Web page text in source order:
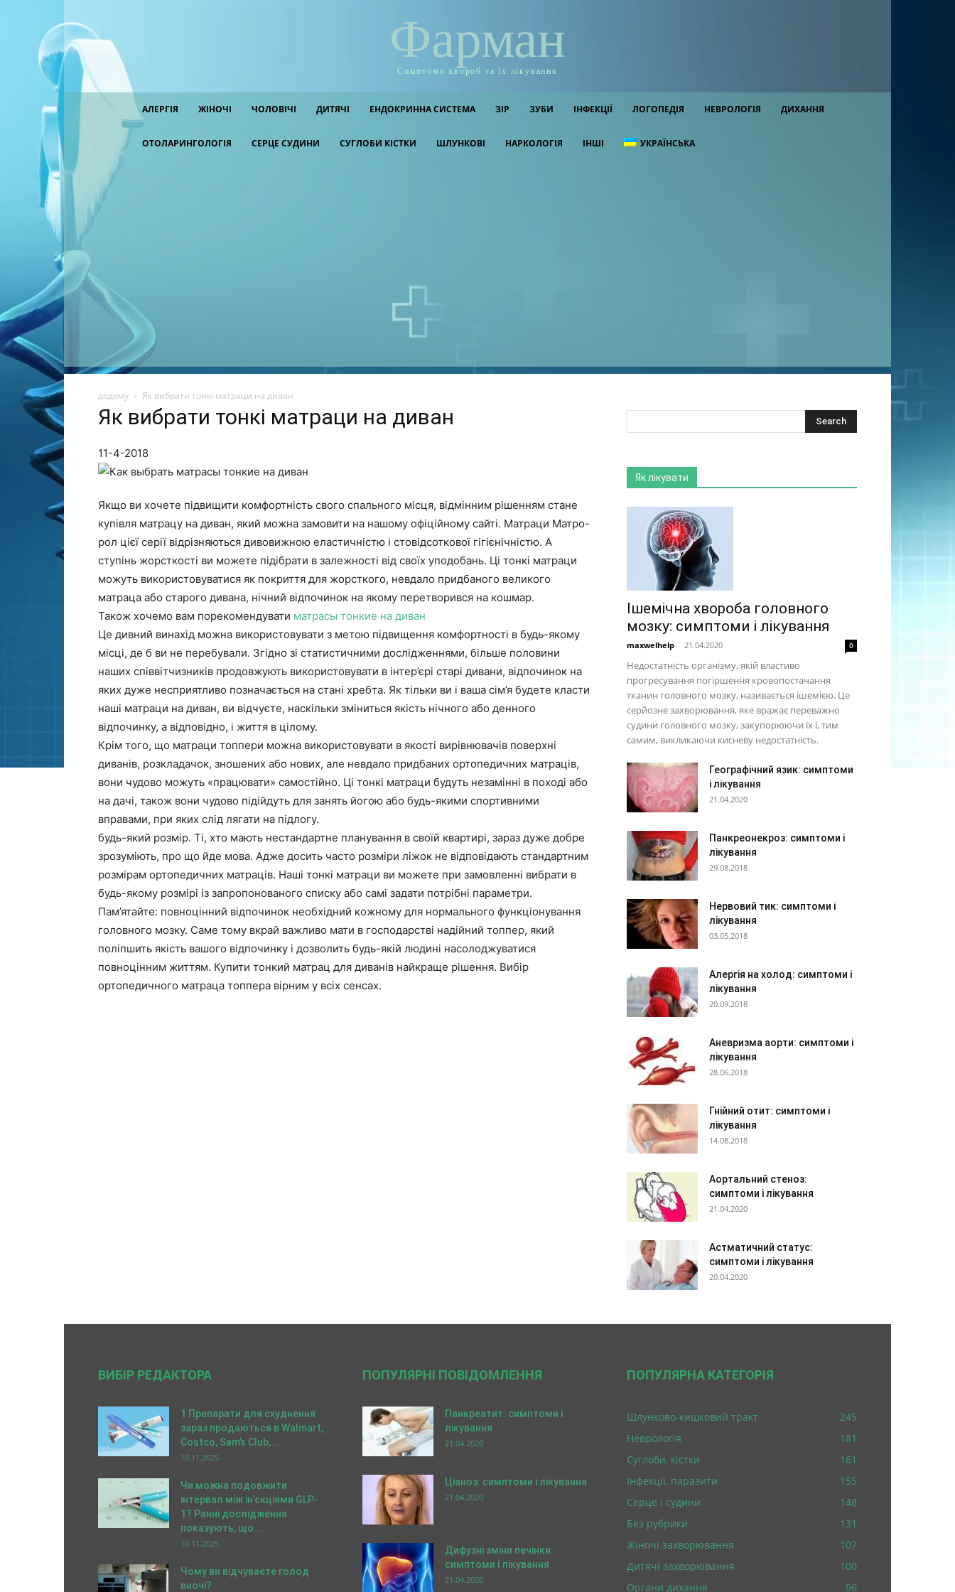
Фарман
Симптоми хвороб та їх лікування
АЛЕРГІЯ ЖІНОЧІ ЧОЛОВІЧІ ДИТЯЧІ ЕНДОКРИННА СИСТЕМА ЗІР ЗУБИ ІНФЕКЦІЇ ЛОГОПЕДІЯ НЕВРОЛОГІЯ ДИХАННЯ
ОТОЛАРИНГОЛОГІЯ СЕРЦЕ СУДИНИ СУГЛОБИ КІСТКИ ШЛУНКОВІ НАРКОЛОГІЯ ІНШІ УКРАЇНСЬКА
додому Як вибрати тонкі матраци на диван
Як вибрати тонкі матраци на диван
11-4-2018
Якщо ви хочете підвищити комфортність свого спального місця, відмінним рішенням стане
купівля матрацу на диван, який можна замовити на нашому офіційному сайті. Матраци Матро-
рол цієї серії відрізняються дивовижною еластичністю і стовідсоткової гігієнічністю. А
ступінь жорсткості ви можете підібрати в залежності від своїх уподобань. Ці тонкі матраци
можуть використовуватися як покриття для жорсткого, невдало придбаного великого
матраца або старого дивана, нічний відпочинок на якому перетворився на кошмар.
Також хочемо вам порекомендувати матрасы тонкие на диван
Це дивний винахід можна використовувати з метою підвищення комфортності в будь-якому
місці, де б ви не перебували. Згідно зі статистичними дослідженнями, більше половини
наших співвітчизників продовжують використовувати в інтер’єрі старі дивани, відпочинок на
яких дуже несприятливо позначається на стані хребта. Як тільки ви і ваша сім’я будете класти
наші матраци на диван, ви відчуєте, наскільки зміниться якість нічного або денного
відпочинку, а відповідно, і життя в цілому.
Крім того, що матраци топпери можна використовувати в якості вирівнювачів поверхні
диванів, розкладачок, зношених або нових, але невдало придбаних ортопедичних матраців,
вони чудово можуть «працювати» самостійно. Ці тонкі матраци будуть незамінні в поході або
на дачі, також вони чудово підійдуть для занять йогою або будь-якими спортивними
вправами, при яких слід лягати на підлогу.
будь-який розмір. Ті, хто мають нестандартне планування в своїй квартирі, зараз дуже добре
зрозуміють, про що йде мова. Адже досить часто розміри ліжок не відповідають стандартним
розмірам ортопедичних матраців. Наші тонкі матраци ви можете при замовленні вибрати в
будь-якому розмірі із запропонованого списку або самі задати потрібні параметри.
Пам’ятайте: повноцінний відпочинок необхідний кожному для нормального функціонування
головного мозку. Саме тому вкрай важливо мати в господарстві надійний топпер, який
поліпшить якість вашого відпочинку і дозволить будь-якій людині насолоджуватися
повноцінним життям. Купити тонкий матрац для диванів найкраще рішення. Вибір
ортопедичного матраца топпера вірним у всіх сенсах.
Як лікувати
Ішемічна хвороба головного
мозку: симптоми і лікування
maxwelhelp - 21.04.2020 0
Недостатність організму, якій властиво
прогресування погіршення кровопостачання
тканин головного мозку, називається ішемією. Це
серйозне захворювання, яке вражає переважно
судини головного мозку, закупорюючи їх і, тим
самим, викликаючи кисневу недостатність.
Географічний язик: симптоми
і лікування
21.04.2020
Панкреонекроз: симптоми і
лікування
29.08.2018
Нервовий тик: симптоми і
лікування
03.05.2018
Алергія на холод: симптоми і
лікування
20.09.2018
Аневризма аорти: симптоми і
лікування
28.06.2018
Гнійний отит: симптоми і
лікування
14.08.2018
Аортальний стеноз:
симптоми і лікування
21.04.2020
Астматичний статус:
симптоми і лікування
20.04.2020
ВИБІР РЕДАКТОРА
1 Препарати для схуднення
зараз продаються в Walmart,
Costco, Sam’s Club,...
10.11.2025
Чи можна подовжити
інтервал між ін’єкціями GLP-
1? Ранні дослідження
показують, що...
10.11.2025
Чому ви відчуваєте голод
вночі?
ПОПУЛЯРНІ ПОВІДОМЛЕННЯ
Панкреатит: симптоми і
лікування
21.04.2020
Ціаноз: симптоми і лікування
21.04.2020
Дифузні зміни печінки:
симптоми і лікування
21.04.2020
ПОПУЛЯРНА КАТЕГОРІЯ
Шлунково-кишковий тракт
245
Неврологія
181
Суглоби, кістки
161
Інфекції, паразити
155
Серце і судини
148
Без рубрики
131
Жіночі захворювання
107
Дитячі захворювання
100
Органи дихання
96